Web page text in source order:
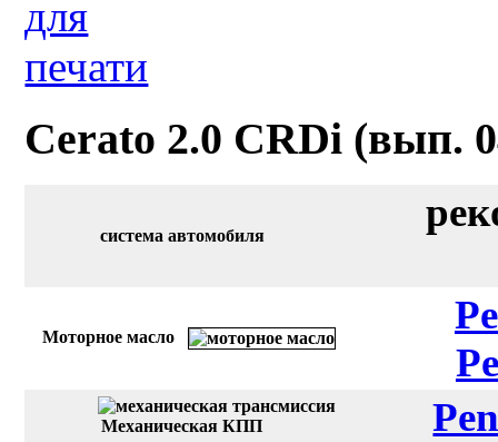
Cerato 2.0 CRDi (вып.
система автомобиля
Моторное масло
Механическая КПП